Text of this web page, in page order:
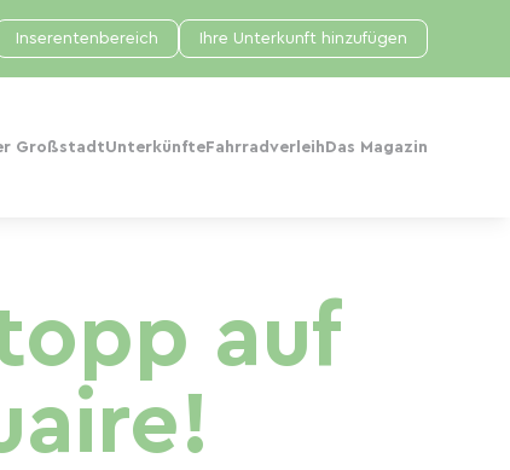
GroßstadtUnterkünfte Fahrradverleih Das Magazin
Inserentenbereich Ihre Unterkunft hinzufügen
auf